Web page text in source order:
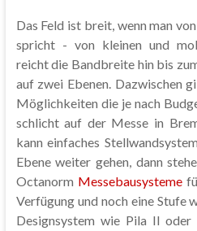
Das Feld ist breit, wenn man
spricht - von kleinen und
reicht die Bandbreite hin bis
auf zwei Ebenen. Dazwischen
Möglichkeiten die je nach
schlicht auf der Messe in
kann einfaches
Ebene weiter gehen, dann
Octanorm Messebausysteme
Verfügung und noch eine Stufe
Designsystem wie Pila II